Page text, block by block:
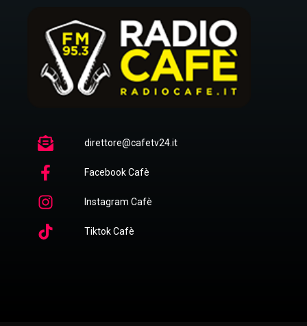
direttore@cafetv24.it
Facebook Cafè
Instagram Cafè
Tiktok Cafè